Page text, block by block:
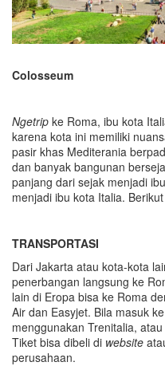
Colosseum
Ngetrip ke Roma, ibu kota
karena kota ini memiliki
pasir khas Mediterania
dan banyak bangunan
panjang dari sejak menjadi
menjadi ibu kota Italia.
TRANSPORTASI
Dari Jakarta atau kota-kota
penerbangan langsung ke
lain di Eropa bisa ke Roma
Air dan Easyjet. Bila masuk
menggunakan Trenitalia,
Tiket bisa dibeli di website
perusahaan.